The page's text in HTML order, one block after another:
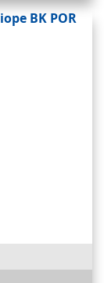
BK POR